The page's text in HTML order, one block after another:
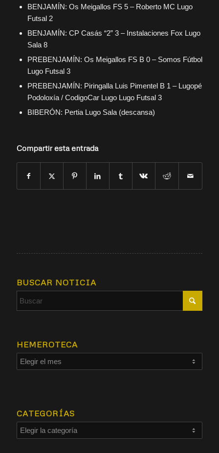
BENJAMÍN: Os Meigallos FS 5 – Roberto MC Lugo
Futsal 2
BENJAMÍN: CP Casás “2” 3 – Instalaciones Fox Lugo
Sala 8
PREBENJAMÍN: Os Meigallos FS B 0 – Somos Fútbol
Lugo Futsal 3
PREBENJAMÍN: Piringalla Luis Pimentel B 1 – Lugopé
Podoloxía / CodigoCar Lugo Lugo Futsal 3
BIBERÓN: Pertia Lugo Sala (descansa)
Compartir esta entrada
BUSCAR NOTICIA
HEMEROTECA
CATEGORÍAS